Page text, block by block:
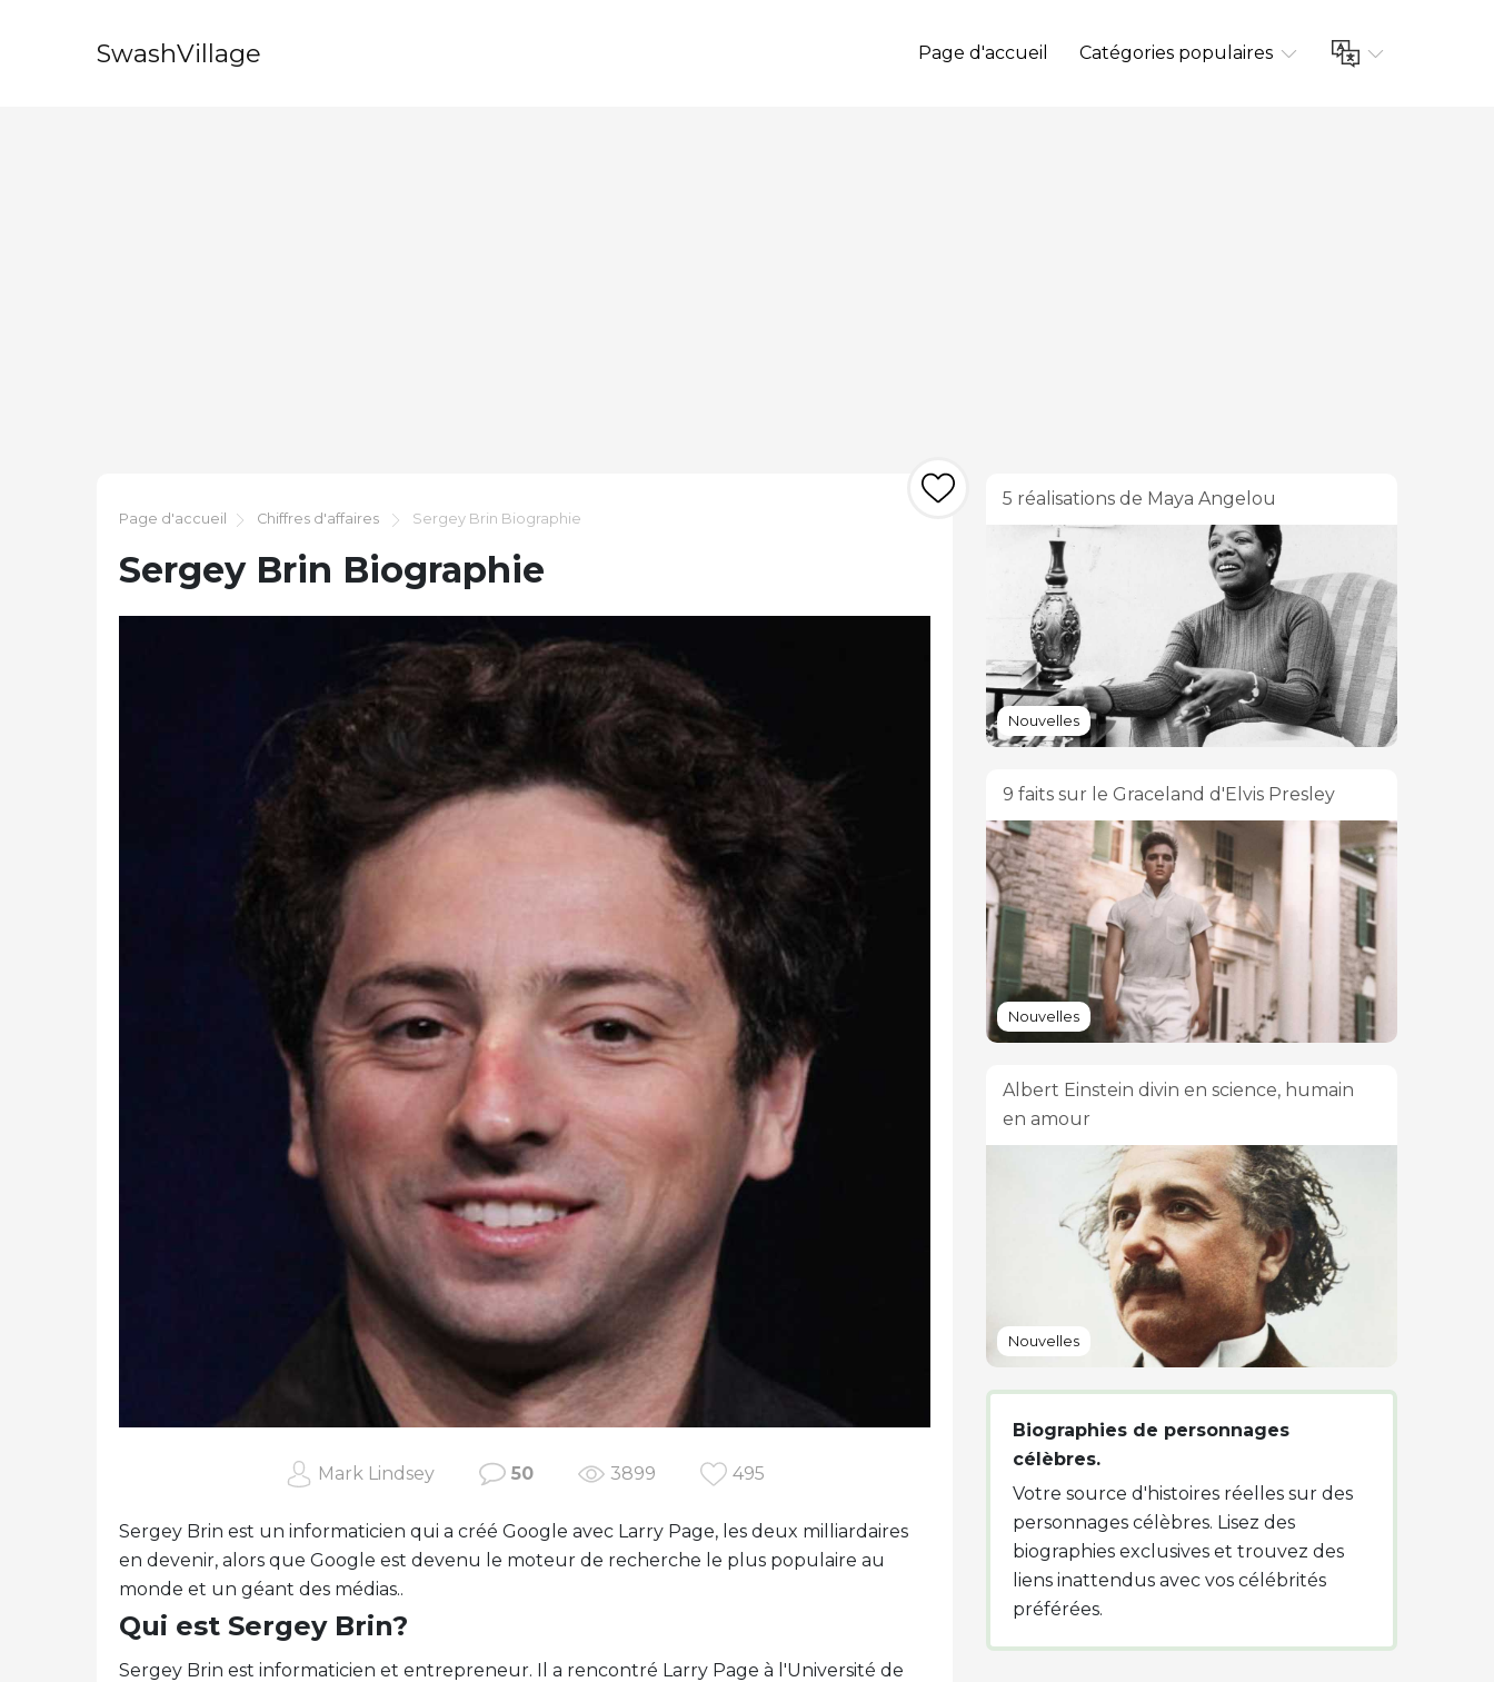
SwashVillage Page d'accueil Catégories populaires
Page d'accueil Chiffres d'affaires Sergey Brin Biographie
Sergey Brin Biographie
Mark Lindsey 50 3899 495
Sergey Brin est un informaticien qui a créé Google avec Larry Page, les deux milliardaires
en devenir, alors que Google est devenu le moteur de recherche le plus populaire au
monde et un géant des médias..
Qui est Sergey Brin?
Sergey Brin est informaticien et entrepreneur. Il a rencontré Larry Page à l'Université de
5 réalisations de Maya Angelou
Nouvelles
9 faits sur le Graceland d'Elvis Presley
Nouvelles
Albert Einstein divin en science, humain
en amour
Nouvelles
Biographies de personnages
célèbres.
Votre source d'histoires réelles sur des
personnages célèbres. Lisez des
biographies exclusives et trouvez des
liens inattendus avec vos célébrités
préférées.